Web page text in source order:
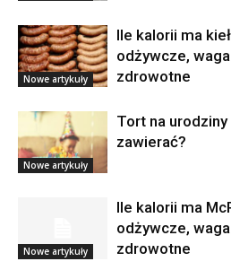
Nowe artykuły
Ile kalorii ma
odżywcze,
zdrowotne
Nowe artykuły
Tort na
zawierać?
Nowe artykuły
Ile kalorii ma
odżywcze,
zdrowotne